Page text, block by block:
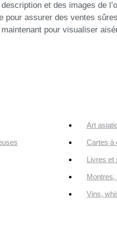
et des images de
assurer des ventes
pour visualiser
Art
Cartes à
Livres et
Montres,
Vins,